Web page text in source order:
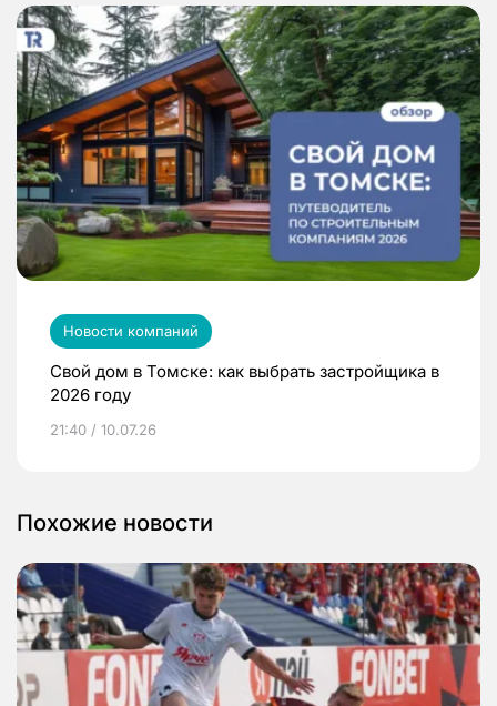
Новости компаний
Свой дом в Томске: как выбрать застройщика в
2026 году
21:40 / 10.07.26
Похожие новости